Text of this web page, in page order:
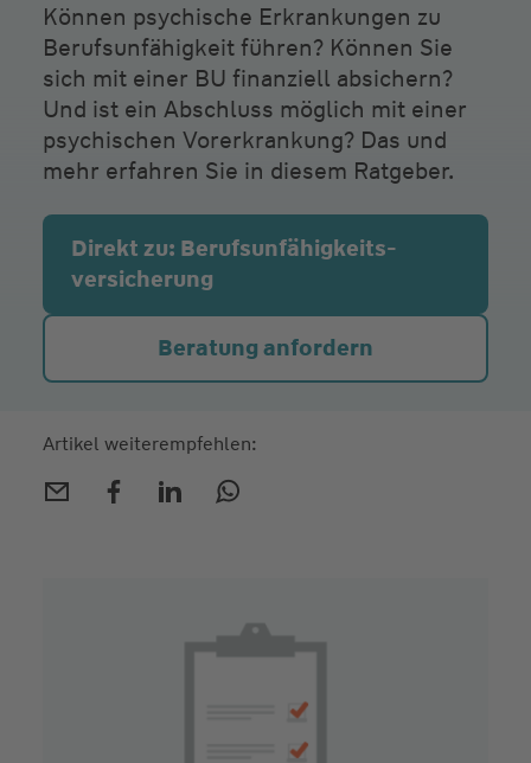
Können psychische Erkrankungen zu
Berufsunfähigkeit führen? Können Sie
sich mit einer BU finanziell absichern?
Und ist ein Abschluss möglich mit einer
psychischen Vorerkrankung? Das und
mehr erfahren Sie in diesem Ratgeber.
Direkt zu: Berufsunfähigkeits­
versicherung
Beratung anfordern
Artikel weiterempfehlen: